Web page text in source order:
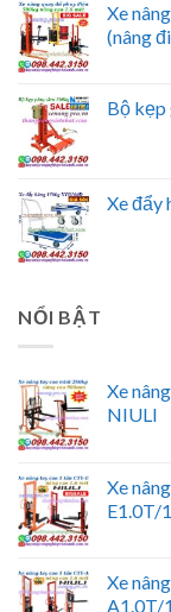
Xe
(nâng
Bộ kẹp
Xe đẩy
NỔI BẬT
Xe
NIULI
Xe
E1.0T/
Xe
A1.0T/